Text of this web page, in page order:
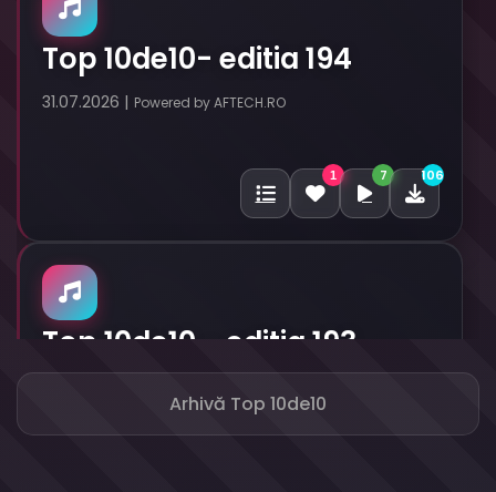
Top 10de10- editia 194
31.07.2026 | Powered by AFTECH.RO
1 7 106
Top 10de10 - editia 193
Arhivă Top 10de10